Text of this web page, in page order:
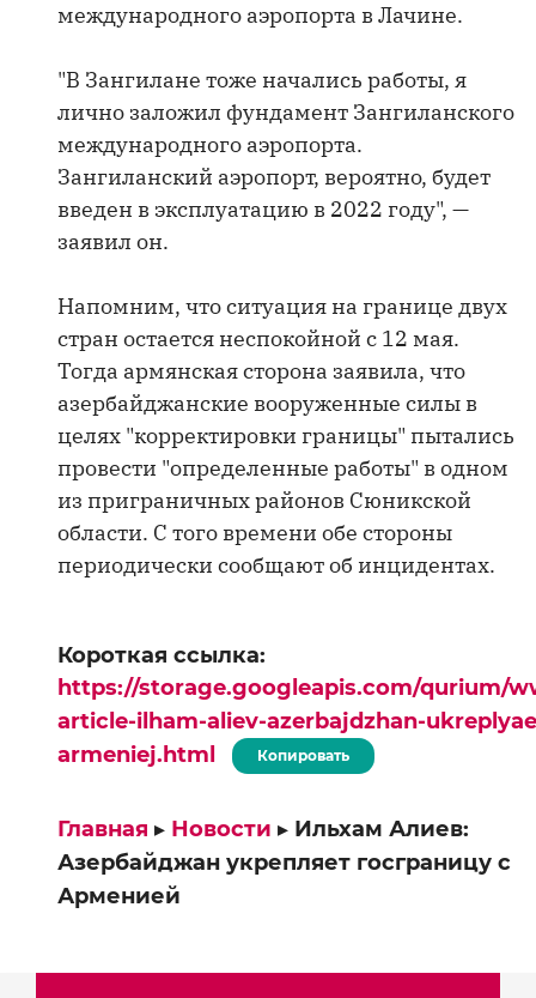
международного аэропорта в Лачине.
"В Зангилане тоже начались работы, я
лично заложил фундамент Зангиланского
международного аэропорта.
Зангиланский аэропорт, вероятно, будет
введен в эксплуатацию в 2022 году", —
заявил он.
Напомним, что ситуация на границе двух
стран остается неспокойной с 12 мая.
Тогда армянская сторона заявила, что
азербайджанские вооруженные силы в
целях "корректировки границы" пытались
провести "определенные работы" в одном
из приграничных районов Сюникской
области. С того времени обе стороны
периодически сообщают об инцидентах.
Короткая ссылка:
https://storage.googleapis.com/qurium/
article-ilham-aliev-azerbajdzhan-
armeniej.html
Копировать
Главная ▸ Новости ▸ Ильхам Алиев:
Азербайджан укрепляет госграницу с
Арменией